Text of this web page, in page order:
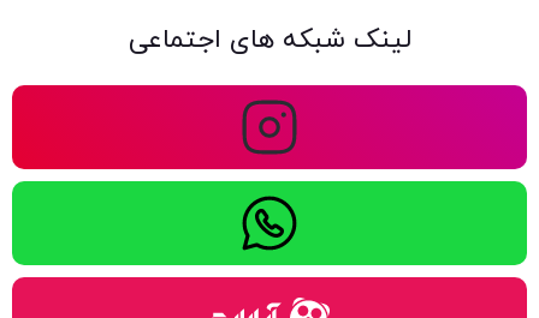
لینک شبکه های اجتماعی